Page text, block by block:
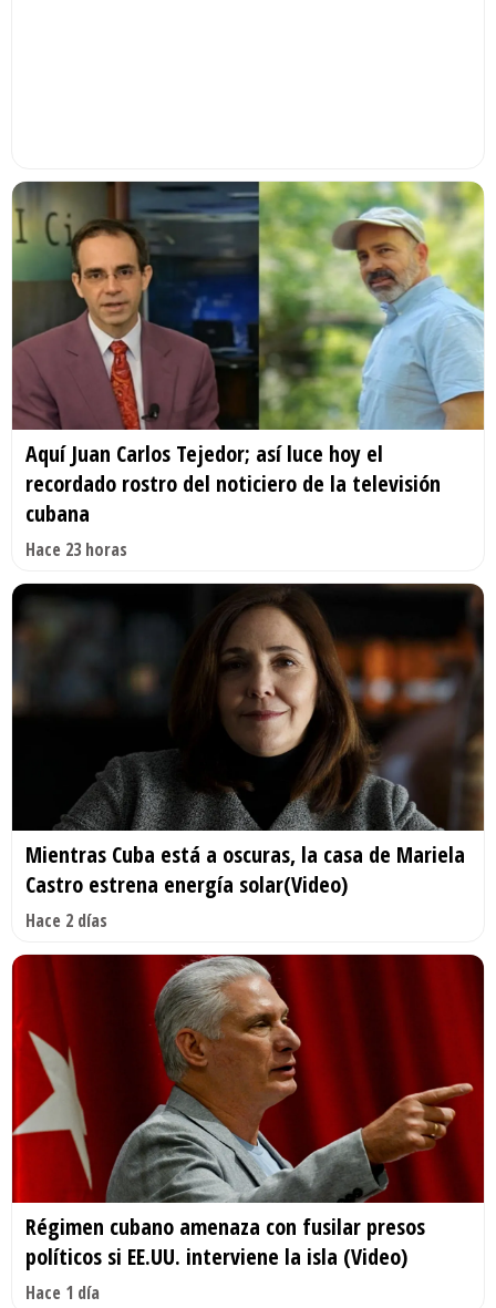
Aquí Juan Carlos Tejedor; así luce hoy el
recordado rostro del noticiero de la televisión
cubana
Hace 23 horas
Mientras Cuba está a oscuras, la casa de Mariela
Castro estrena energía solar(Video)
Hace 2 días
Régimen cubano amenaza con fusilar presos
políticos si EE.UU. interviene la isla (Video)
Hace 1 día